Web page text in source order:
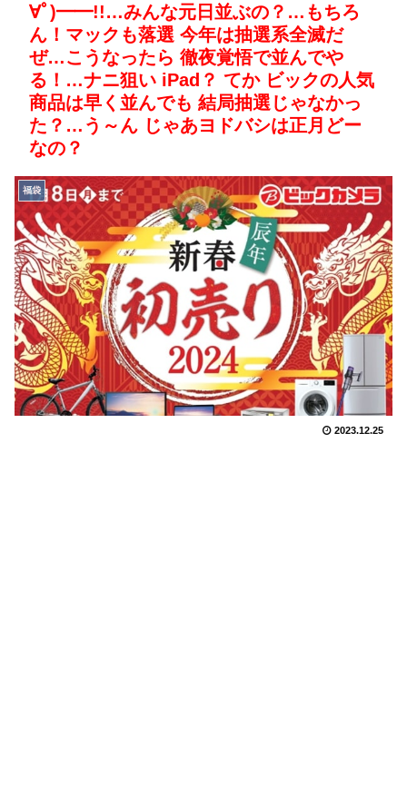
∀ﾟ)━━!!…みんな元日並ぶの？…もちろ
ん！マックも落選 今年は抽選系全滅だ
ぜ…こうなったら 徹夜覚悟で並んでや
る！…ナニ狙い iPad？ てか ビックの人気
商品は早く並んでも 結局抽選じゃなかっ
た？…う～ん じゃあヨドバシは正月どー
なの？
福袋
2023.12.25